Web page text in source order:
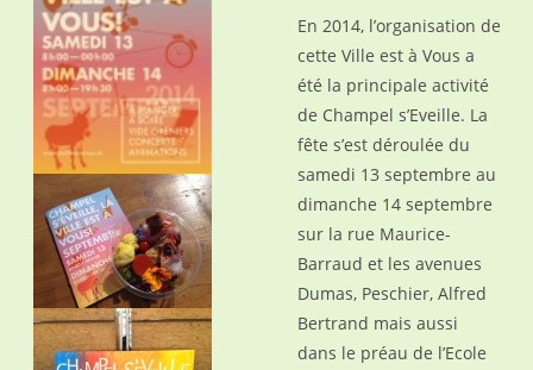
En 2014, l’organisation de
cette Ville est à Vous a
été la principale activité
de Champel s’Eveille. La
fête s’est déroulée du
samedi 13 septembre au
dimanche 14 septembre
sur la rue Maurice-
Barraud et les avenues
Dumas, Peschier, Alfred
Bertrand mais aussi
dans le préau de l’Ecole